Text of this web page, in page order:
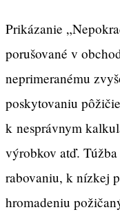
Prikázanie
porušované v
neprimeranému
poskytovaniu
k nesprávnym
výrobkov atď.
rabovaniu, k nízkej
hromadeniu